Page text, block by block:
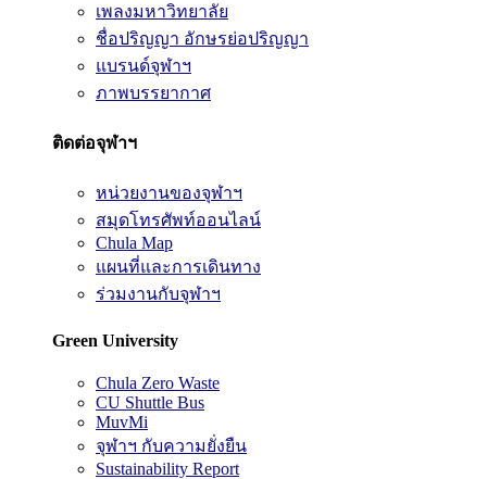
เพลงมหาวิทยาลัย
ชื่อปริญญา อักษรย่อปริญญา
แบรนด์จุฬาฯ
ภาพบรรยากาศ
ติดต่อจุฬาฯ
หน่วยงานของจุฬาฯ
สมุดโทรศัพท์ออนไลน์
Chula Map
แผนที่และการเดินทาง
ร่วมงานกับจุฬาฯ
Green University
Chula Zero Waste
CU Shuttle Bus
MuvMi
จุฬาฯ กับความยั่งยืน
Sustainability Report